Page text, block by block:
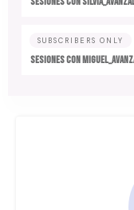
SUBSCRIBERS ONLY
SESIONES CON